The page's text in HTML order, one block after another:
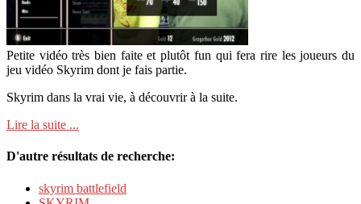
Petite vidéo très bien faite et plutôt fun qui fera rire les joueurs du
jeu vidéo Skyrim dont je fais partie.
Skyrim dans la vrai vie, à découvrir à la suite.
Lire la suite ...
D'autre résultats de recherche:
skyrim battlefield